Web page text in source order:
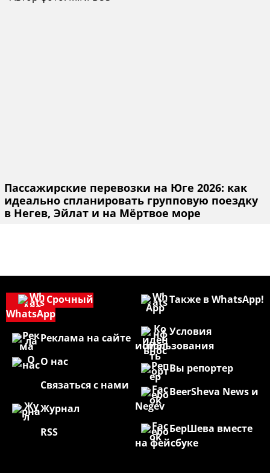
Пассажирские перевозки на Юге 2026: как
идеально спланировать групповую поездку
в Негев, Эйлат и на Мёртвое море
Также в WhatsApp!
Условия
использования
Вы репортер
BeerSheva News и
Negev
БерШева вместе
на фейсбуке
Срочный
WhatsApp
Реклама на сайте
О нас
Связаться с нами
Журнал
RSS